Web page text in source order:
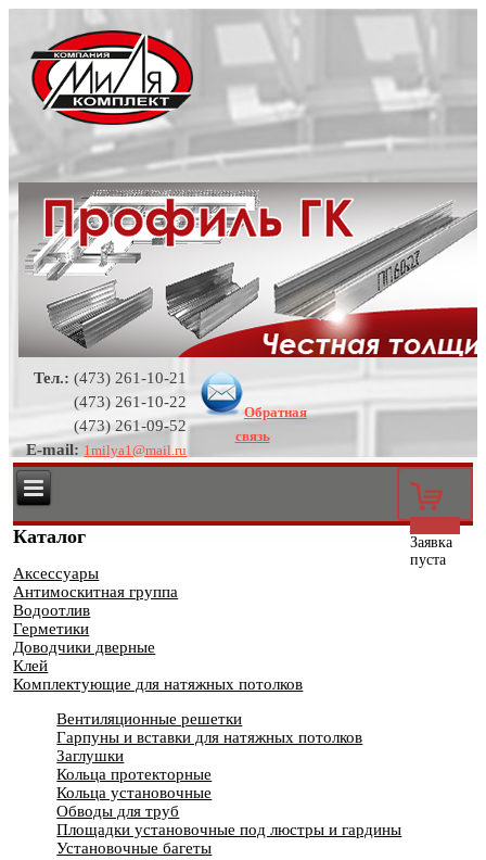
Тел.: (473) 261-10-21
(473) 261-10-22
(473) 261-09-52
E-mail: 1milya1@mail.ru
Обратная
связь
0
Заявка
пуста
Каталог
Аксессуары
Антимоскитная группа
Водоотлив
Герметики
Доводчики дверные
Клей
Комплектующие для натяжных потолков
Вентиляционные решетки
Гарпуны и вставки для натяжных потолков
Заглушки
Кольца протекторные
Кольца установочные
Обводы для труб
Площадки установочные под люстры и гардины
Установочные багеты